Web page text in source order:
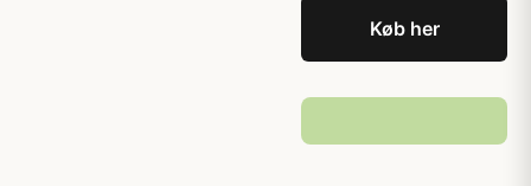
Køb her